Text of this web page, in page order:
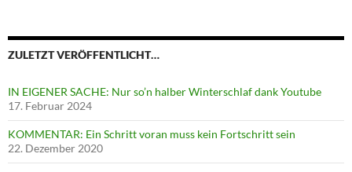
ZULETZT VERÖFFENTLICHT…
IN EIGENER SACHE: Nur so’n halber Winterschlaf dank Youtube
17. Februar 2024
KOMMENTAR: Ein Schritt voran muss kein Fortschritt sein
22. Dezember 2020